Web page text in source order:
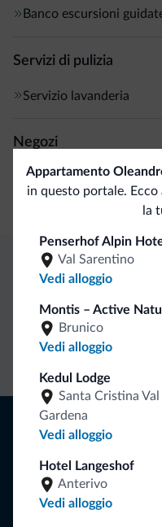
Banco escursioni
Servizi di pulizia
Servizio lavanderia
Negozi
Boutiques/negozi
Minimarket
Appartamento
in questo portale.
la
Penserhof Alpin
Val Sarentino
Vedi alloggio
Montis – Active
Brunico
Vedi alloggio
Kedul Lodge
Santa Cristina Val
Gardena
Vedi alloggio
Hotel Langeshof
Anterivo
Vedi alloggio
Vantaggi esclusivi
Contatto
diretto